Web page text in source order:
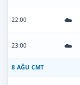
22:00 ☁️
23:00 ☁️
8 AĞU CMT